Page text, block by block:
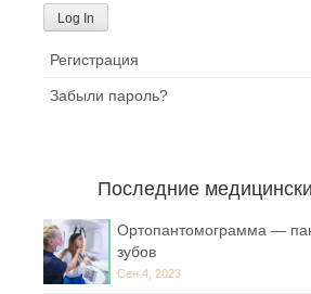
Регистрация
Забыли пароль?
Последние
Ортопантомограмма —
зубов
Сен 4, 2023